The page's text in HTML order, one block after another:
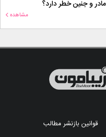
و جنین خطر دارد؟
مشاهده
قوانین بازنشر مطالب